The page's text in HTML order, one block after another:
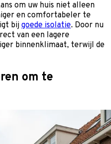
om uw huis niet alleen
en comfortabeler te
bij goede isolatie. Door nu
van een lagere
binnenklimaat, terwijl de
om te